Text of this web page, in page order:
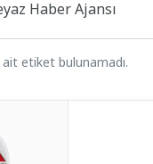
Haber Ajansı
ait etiket bulunamadı.